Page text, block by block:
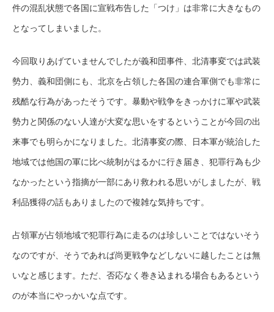
件の混乱状態で各国に宣戦布告した「つけ」は非常に大きなもの
となってしまいました。
今回取りあげていませんでしたが義和団事件、北清事変では武装
勢力、義和団側にも、北京を占領した各国の連合軍側でも非常に
残酷な行為があったそうです。暴動や戦争をきっかけに軍や武装
勢力と関係のない人達が大変な思いをするということが今回の出
来事でも明らかになりました。北清事変の際、日本軍が統治した
地域では他国の軍に比べ統制がはるかに行き届き、犯罪行為も少
なかったという指摘が一部にあり救われる思いがしましたが、戦
利品獲得の話もありましたので複雑な気持ちです。
占領軍が占領地域で犯罪行為に走るのは珍しいことではないそう
なのですが、そうであれば尚更戦争などしないに越したことは無
いなと感じます。ただ、否応なく巻き込まれる場合もあるという
のが本当にやっかいな点です。